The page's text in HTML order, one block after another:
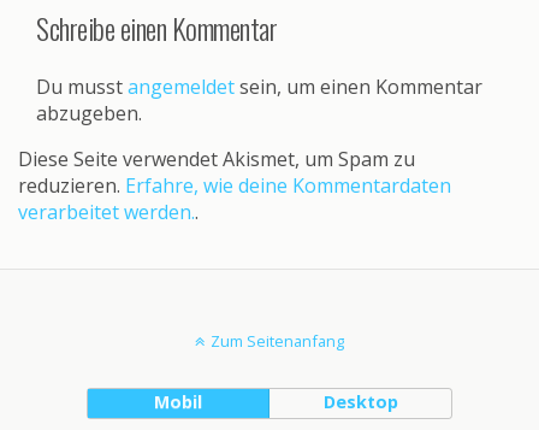
Schreibe einen Kommentar
Du musstangemeldetsein, um einen Kommentar
abzugeben.
Diese Seite verwendet Akismet, um Spam zu
reduzieren. Erfahre, wie deine Kommentardaten
verarbeitet werden..
Zum Seitenanfang
Mobil Desktop